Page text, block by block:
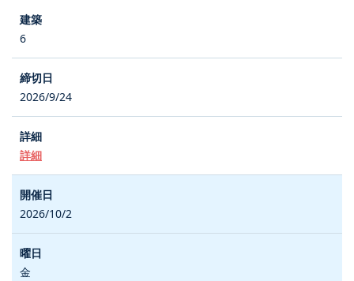
6
2026/9/24
詳細
2026/10/2
金